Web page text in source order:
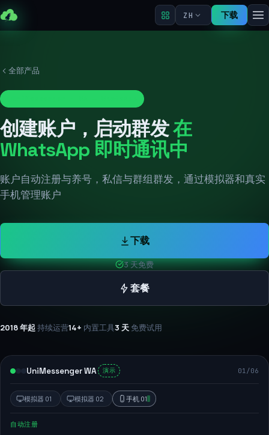
ZH 下载
全部产品
创建账户，启动群发在
WhatsApp 即时通讯中
账户自动注册与养号，私信与群组群发，通过模拟器和真实
手机管理账户
下载
3 天免费
套餐
2018 年起持续运营14+ 内置工具3 天免费试用
UniMessenger WA 演示 01 /06
模拟器 01 模拟器 02 手机 01
自动注册